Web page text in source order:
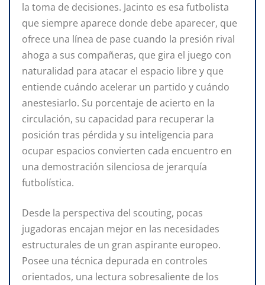
la toma de decisiones. Jacinto es esa futbolista
que siempre aparece donde debe aparecer, que
ofrece una línea de pase cuando la presión rival
ahoga a sus compañeras, que gira el juego con
naturalidad para atacar el espacio libre y que
entiende cuándo acelerar un partido y cuándo
anestesiarlo. Su porcentaje de acierto en la
circulación, su capacidad para recuperar la
posición tras pérdida y su inteligencia para
ocupar espacios convierten cada encuentro en
una demostración silenciosa de jerarquía
futbolística.
Desde la perspectiva del scouting, pocas
jugadoras encajan mejor en las necesidades
estructurales de un gran aspirante europeo.
Posee una técnica depurada en controles
orientados, una lectura sobresaliente de los